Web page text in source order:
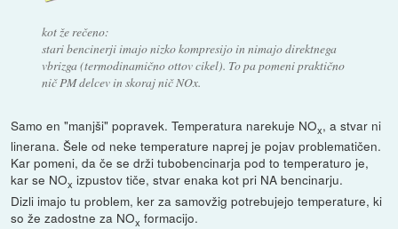
kot že rečeno:
stari bencinerji imajo nizko kompresijo in nimajo direktnega
vbrizga (termodinamično ottov cikel). To pa pomeni praktično
nič PM delcev in skoraj nič NOx.
Samo en "manjši" popravek. Temperatura narekuje NOx, a stvar ni
linerana. Šele od neke temperature naprej je pojav problematičen.
Kar pomeni, da če se drži tubobencinarja pod to temperaturo je,
kar se NOx izpustov tiče, stvar enaka kot pri NA bencinarju.
Dizli imajo tu problem, ker za samovžig potrebujejo temperature, ki
so že zadostne za NOx formacijo.